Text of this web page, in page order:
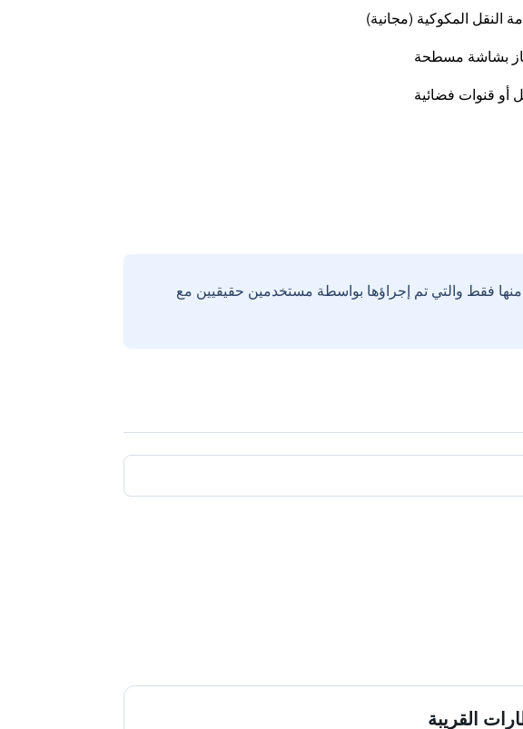
النقل المكوكية (مجانية)
بشاشة مسطحة
أو قنوات فضائية
فقط والتي تم إجراؤها بواسطة مستخدمين حقيقيين مع
القريبة